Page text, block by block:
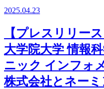
2025.04.23
【プレスリリー
大学院大学 情報
ニック インフォ
株式会社とネー